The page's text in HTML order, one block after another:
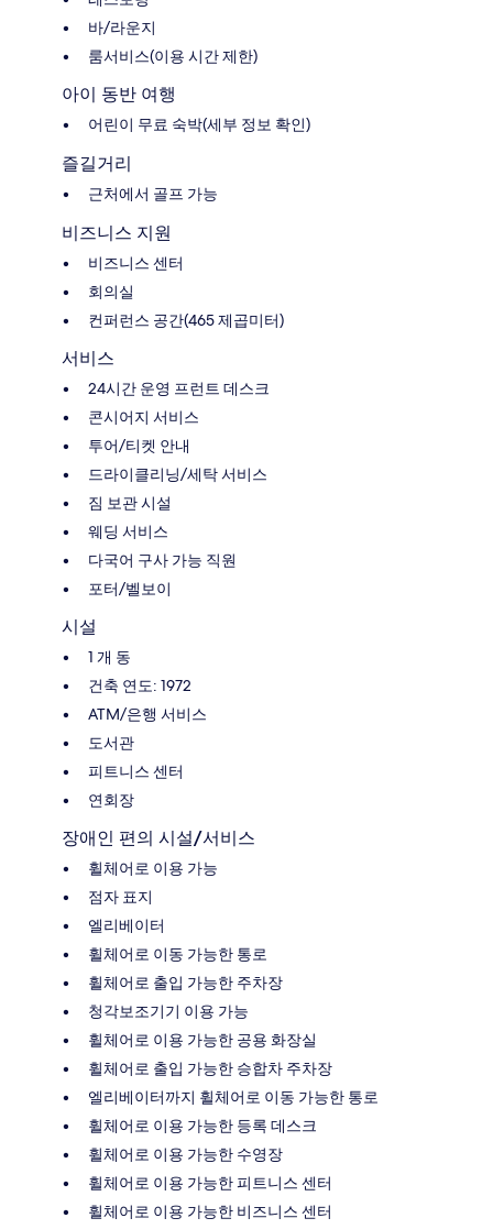
바/라운지
룸서비스(이용 시간 제한)
아이 동반 여행
어린이 무료 숙박(세부 정보 확인)
즐길거리
근처에서 골프 가능
비즈니스 지원
비즈니스 센터
회의실
컨퍼런스 공간(465 제곱미터)
서비스
24시간 운영 프런트 데스크
콘시어지 서비스
투어/티켓 안내
드라이클리닝/세탁 서비스
짐 보관 시설
웨딩 서비스
다국어 구사 가능 직원
포터/벨보이
시설
1 개 동
건축 연도: 1972
ATM/은행 서비스
도서관
피트니스 센터
연회장
장애인 편의 시설/서비스
휠체어로 이용 가능
점자 표지
엘리베이터
휠체어로 이동 가능한 통로
휠체어로 출입 가능한 주차장
청각보조기기 이용 가능
휠체어로 이용 가능한 공용 화장실
휠체어로 출입 가능한 승합차 주차장
엘리베이터까지 휠체어로 이동 가능한 통로
휠체어로 이용 가능한 등록 데스크
휠체어로 이용 가능한 수영장
휠체어로 이용 가능한 피트니스 센터
휠체어로 이용 가능한 비즈니스 센터